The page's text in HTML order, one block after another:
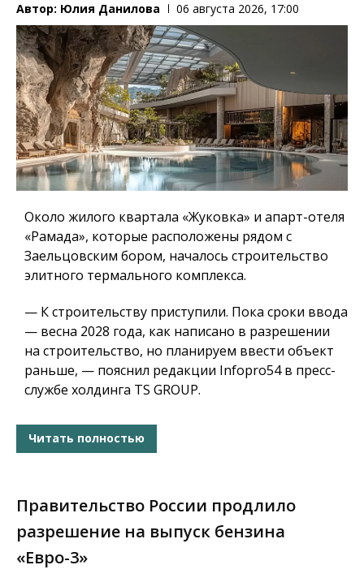
Автор: Юлия Данилова 06 августа 2026, 17:00
Около жилого квартала «Жуковка» и апарт-отеля
«Рамада», которые расположены рядом с
Заельцовским бором, началось строительство
элитного термального комплекса.
— К строительству приступили. Пока сроки ввода
— весна 2028 года, как написано в разрешении
на строительство, но планируем ввести объект
раньше, — пояснил редакции Infopro54 в пресс-
службе холдинга TS GROUP.
Читать полностью
Правительство России продлило
разрешение на выпуск бензина
«Евро-3»